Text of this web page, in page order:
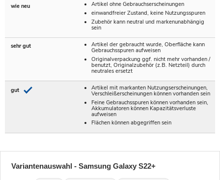
wie neu
Artikel ohne Gebrauchserscheinungen
einwandfreier Zustand, keine Nutzungsspuren
Zubehör kann neutral und markenunabhängig
sein
sehr gut
Artikel der gebraucht wurde, Oberfläche kann
Gebrauchsspuren aufweisen
Originalverpackung ggf. nicht mehr vorhanden /
benutzt, Originalzubehör (z.B. Netzteil) durch
neutrales ersetzt
gut
Artikel mit markanten Nutzungserscheinungen,
Verschleißerscheinungen können vorhanden sein
Feine Gebrauchsspuren können vorhanden sein,
Akkumulatoren können Kapazitätsverluste
aufweisen
Flächen können abgegriffen sein
Variantenauswahl - Samsung Galaxy S22+